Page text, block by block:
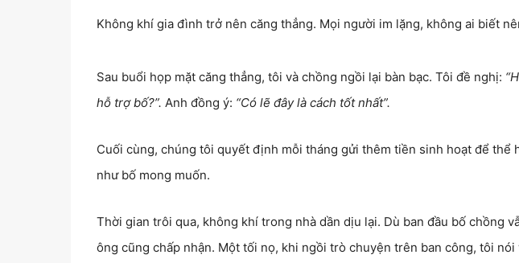
Không khí gia đình trở nên căng thẳng. Mọi người im lặng, không ai biết
Sau buổi họp mặt căng thẳng, tôi và chồng ngồi lại bàn bạc. Tôi đề nghị:
hỗ trợ bố?”. Anh đồng ý: “Có lẽ đây là cách tốt nhất”.
Cuối cùng, chúng tôi quyết định mỗi tháng gửi thêm tiền sinh hoạt để thể
như bố mong muốn.
Thời gian trôi qua, không khí trong nhà dần dịu lại. Dù ban đầu bố chồng
ông cũng chấp nhận. Một tối nọ, khi ngồi trò chuyện trên ban công, tôi nói